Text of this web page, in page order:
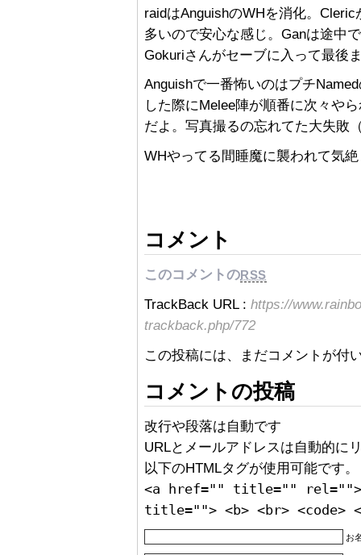
raidはAnguishのWHを消化。
多いので安心な感じ。Ganは途中
Gokuriさんがセーブに入って最後
Anguishで一番怖いのはプチ
した際にMelee陣が順番に次々や
だよ。写真撮るの忘れてた大失敗
WHやってる間睡魔に襲われて気
コメント
このコメントのRSS
TrackBack URL : https://
trackback.php/772
この投稿には、まだコメントが付
コメントの投稿
改行や段落は自動です
URLとメールアドレスは自動的に
以下のHTMLタグが使用可能です。
<a href="" title="" rel="">
title=""> <b> <br> <code>
お